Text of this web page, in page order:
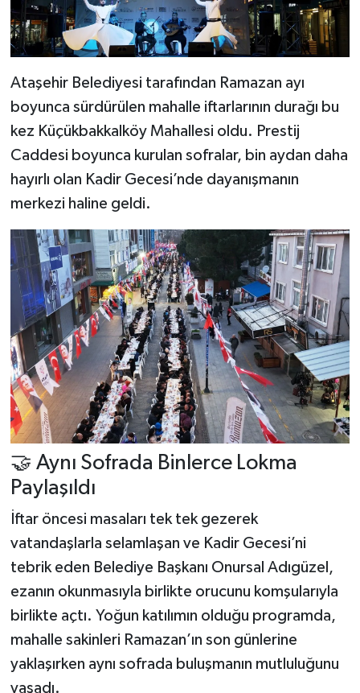
Ataşehir Belediyesi tarafından Ramazan ayı
boyunca sürdürülen mahalle iftarlarının durağı bu
kez Küçükbakkalköy Mahallesi oldu. Prestij
Caddesi boyunca kurulan sofralar, bin aydan daha
hayırlı olan Kadir Gecesi’nde dayanışmanın
merkezi haline geldi.
🤝 Aynı Sofrada Binlerce Lokma
Paylaşıldı
İftar öncesi masaları tek tek gezerek
vatandaşlarla selamlaşan ve Kadir Gecesi’ni
tebrik eden Belediye Başkanı Onursal Adıgüzel,
ezanın okunmasıyla birlikte orucunu komşularıyla
birlikte açtı. Yoğun katılımın olduğu programda,
mahalle sakinleri Ramazan’ın son günlerine
yaklaşırken aynı sofrada buluşmanın mutluluğunu
yaşadı.